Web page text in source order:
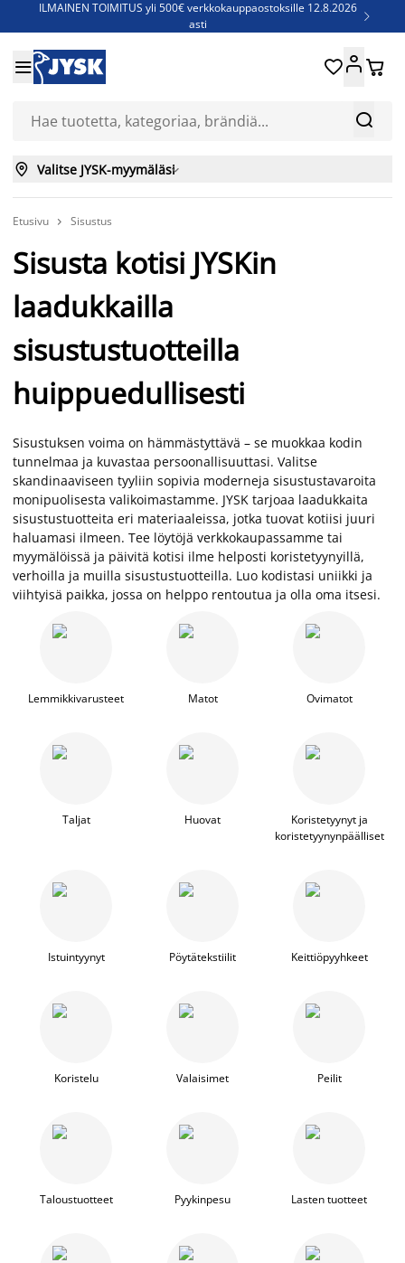
ILMAINEN TOIMITUS yli 500€ verkkokauppaostoksille 12.8.2026
asti

Jenkkisänkyjä - Säästä jopa 60%


 
 Valitse JYSK-myymäläsi
Etusivu  Sisustus
Sisusta kotisi JYSKin
laadukkailla
sisustustuotteilla
huippuedullisesti
Sisustuksen voima on hämmästyttävä – se muokkaa kodin
tunnelmaa ja kuvastaa persoonallisuuttasi. Valitse
skandinaaviseen tyyliin sopivia moderneja sisustustavaroita
monipuolisesta valikoimastamme. JYSK tarjoaa laadukkaita
sisustustuotteita eri materiaaleissa, jotka tuovat kotiisi juuri
haluamasi ilmeen. Tee löytöjä verkkokaupassamme tai
myymälöissä ja päivitä kotisi ilme helposti koristetyynyillä,
verhoilla ja muilla sisustustuotteilla. Luo kodistasi uniikki ja
viihtyisä paikka, jossa on helppo rentoutua ja olla oma itsesi.
Lemmikkivarusteet Matot Ovimatot
Taljat Huovat
Koristetyynyt ja
koristetyynynpäälliset
Istuintyynyt Pöytätekstiilit Keittiöpyyhkeet
Koristelu Valaisimet Peilit
Taloustuotteet Pyykinpesu Lasten tuotteet